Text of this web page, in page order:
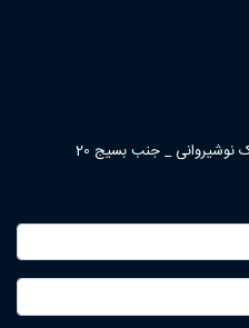
نوشیروانی _ جنب بسیج 20